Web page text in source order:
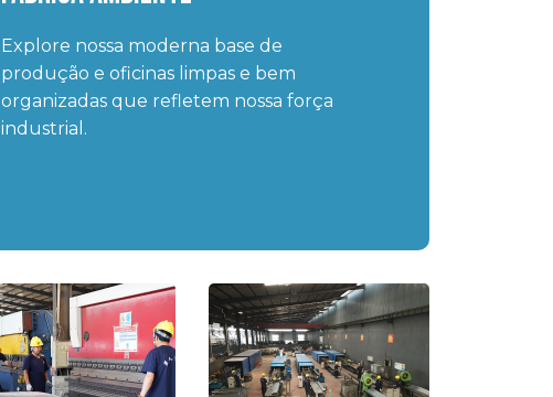
Explore nossa moderna base de
produção e oficinas limpas e bem
organizadas que refletem nossa força
industrial.